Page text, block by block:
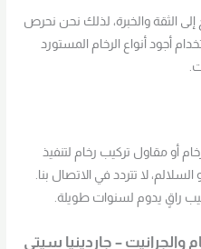
الثقة والخبرة، لذلك نحن نحرص
أجود أنواع الرخام المستورد
أو مقاول تركيب رخام لتنفيذ
لا تتردد في الاتصال بنا.
راقٍ يدوم لسنوات طويلة.
– جاردينيا سيتي